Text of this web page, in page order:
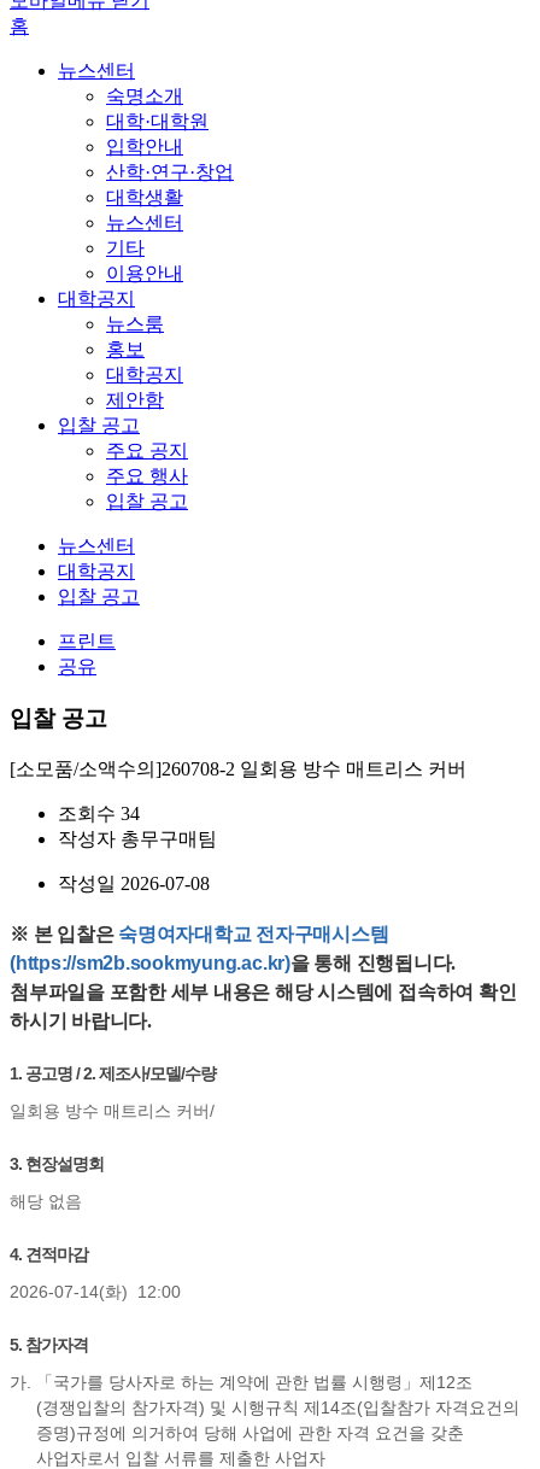
홈
뉴스센터
숙명소개
대학·대학원
입학안내
산학·연구·창업
대학생활
뉴스센터
기타
이용안내
대학공지
뉴스룸
홍보
대학공지
제안함
입찰 공고
주요 공지
주요 행사
입찰 공고
뉴스센터
대학공지
입찰 공고
프린트
공유
입찰 공고
[소모품/소액수의]260708-2 일회용 방수 매트리스 커버
조회수 34
작성자 총무구매팀
작성일 2026-07-08
※ 본 입찰은 숙명여자대학교 전자구매시스템
(https://sm2b.sookmyung.ac.kr)을 통해 진행됩니다.
첨부파일을 포함한 세부 내용은 해당 시스템에 접속하여 확인
하시기 바랍니다.
1. 공고명 / 2. 제조사/모델/수량
일회용 방수 매트리스 커버/
3. 현장설명회
해당 없음
4. 견적마감
2026-07-14(화) 12:00
5. 참가자격
가. 「국가를 당사자로 하는 계약에 관한 법률 시행령」제12조
(경쟁입찰의 참가자격) 및 시행규칙 제14조(입찰참가 자격요건의
증명)규정에 의거하여 당해 사업에 관한 자격 요건을 갖춘
사업자로서 입찰 서류를 제출한 사업자